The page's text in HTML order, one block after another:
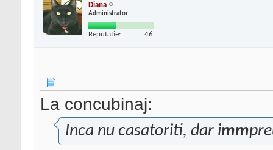
Diana
Administrator
Reputatie: 46
La concubinaj:
Inca nu casatoriti, dar imm